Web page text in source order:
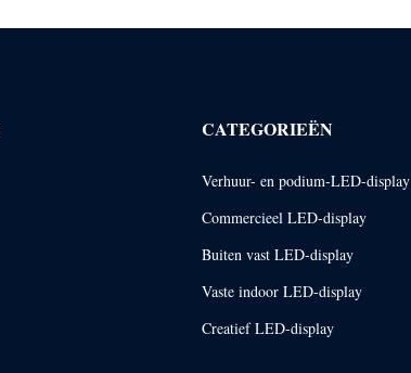
CATEGORIEËN
Verhuur- en podium-LED-display
Commercieel LED-display
Buiten vast LED-display
Vaste indoor LED-display
Creatief LED-display